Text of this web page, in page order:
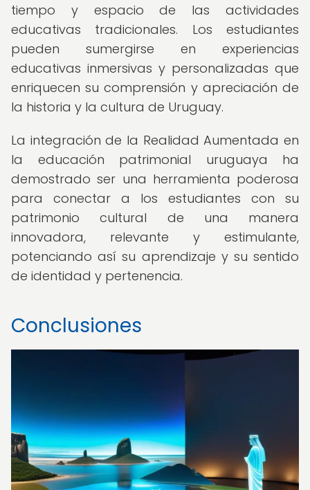
tiempo y espacio de las actividades
educativas tradicionales. Los estudiantes
pueden sumergirse en experiencias
educativas inmersivas y personalizadas que
enriquecen su comprensión y apreciación de
la historia y la cultura de Uruguay.
La integración de la Realidad Aumentada en
la educación patrimonial uruguaya ha
demostrado ser una herramienta poderosa
para conectar a los estudiantes con su
patrimonio cultural de una manera
innovadora, relevante y estimulante,
potenciando así su aprendizaje y su sentido
de identidad y pertenencia.
Conclusiones